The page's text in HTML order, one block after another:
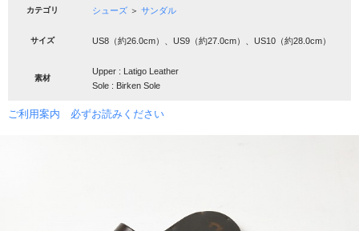
カテゴリ シューズ ＞ サンダル
サイズ US8（約26.0cm）、US9（約27.0cm）、US10（約28.0cm）
素材
Upper : Latigo Leather
Sole : Birken Sole
ご利用案内 必ずお読みください